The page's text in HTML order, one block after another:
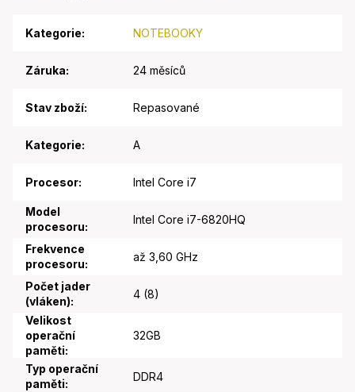
Kategorie: NOTEBOOKY
Záruka: 24 měsíců
Stav zboží: Repasované
Kategorie: A
Procesor: Intel Core i7
Model
procesoru:
Intel Core i7-6820HQ
Frekvence
procesoru:
až 3,60 GHz
Počet jader
(vláken):
4 (8)
Velikost
operační
paměti:
32GB
Typ operační
paměti:
DDR4